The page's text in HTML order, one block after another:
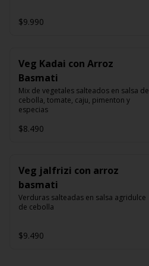
$9.990
Veg Kadai con Arroz
Basmati
Mix de vegetales salteados en salsa de
cebolla, tomate, caju, pimenton y
especias
$8.490
Veg jalfrizi con arroz
basmati
Verduras salteadas en salsa agridulce
de cebolla
$9.490